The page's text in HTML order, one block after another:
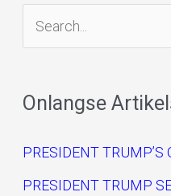
c
Onlangse
PRESIDENT TRUMP’S
PRESIDENT TRUMP